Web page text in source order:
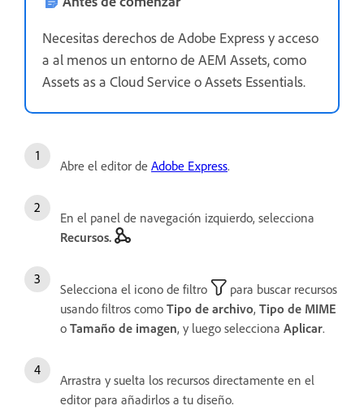
Necesitas derechos de Adobe Express y acceso
a al menos un entorno de AEM Assets, como
Assets as a Cloud Service o Assets Essentials.
Abre el editor de Adobe Express.
En el panel de navegación izquierdo, selecciona
Recursos.
Selecciona el icono de filtro
para buscar recursos
usando filtros como Tipo de archivo, Tipo de MIME
o Tamaño de imagen, y luego selecciona Aplicar.
Arrastra y suelta los recursos directamente en el
editor para añadirlos a tu diseño.